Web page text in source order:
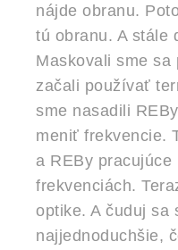
nájde obranu.
tú obranu. A stále
Maskovali sme
začali používať
sme nasadili
meniť frekvencie.
a REBy pracujúce
frekvenciách.
optike. A čuduj sa
najjednoduchšie,